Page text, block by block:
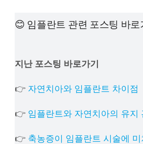
😊 임플란트 관련 포스팅 바로
지난 포스팅 바로가기
👉 자연치아와 임플란트 차이점
👉 임플란트와 자연치아의 유지
👉 축농증이 임플란트 시술에